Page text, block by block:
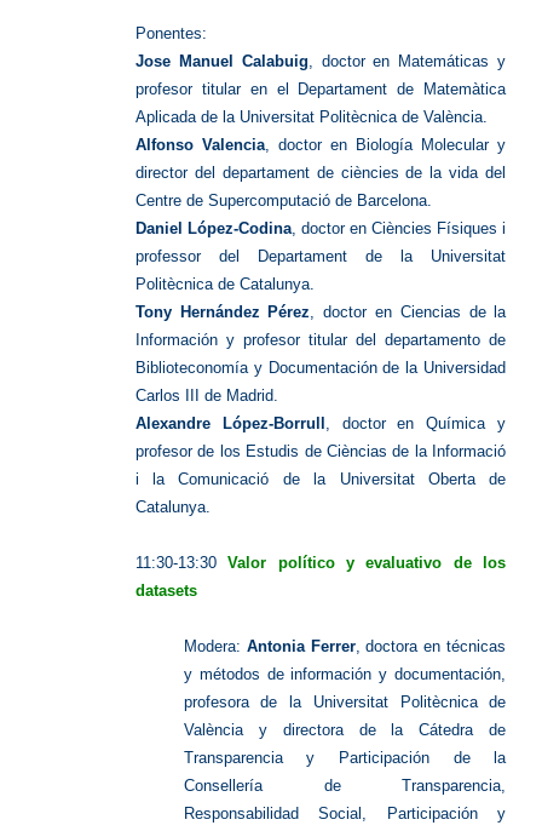
Ponentes:
Jose Manuel Calabuig, doctor en Matemáticas y
profesor titular en el Departament de Matemàtica
Aplicada de la Universitat Politècnica de València.
Alfonso Valencia, doctor en Biología Molecular y
director del departament de ciències de la vida del
Centre de Supercomputació de Barcelona.
Daniel López-Codina, doctor en Ciències Físiques i
professor del Departament de la Universitat
Politècnica de Catalunya.
Tony Hernández Pérez, doctor en Ciencias de la
Información y profesor titular del departamento de
Biblioteconomía y Documentación de la Universidad
Carlos III de Madrid.
Alexandre López-Borrull , doctor en Química y
profesor de los Estudis de Cièncias de la Informació
i la Comunicació de la Universitat Oberta de
Catalunya.
11:30-13:30Valor político y evaluativo de los
datasets
Modera: Antonia Ferrer, doctora en técnicas
y métodos de información y documentación,
profesora de la Universitat Politècnica de
València y directora de la Cátedra de
Transparencia y Participación de la
Consellería de Transparencia,
Responsabilidad Social, Participación y